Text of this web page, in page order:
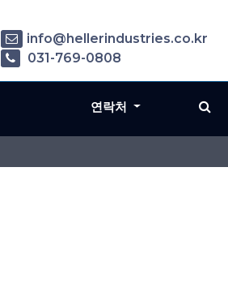
info@hellerindustries.co.kr
031-769-0808
연락처